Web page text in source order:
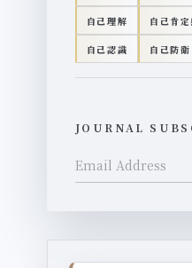
自己理解 自己肯定
自己認識 自己防衛
JOURNAL